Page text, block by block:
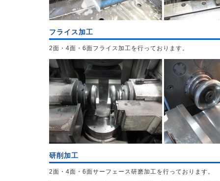
フライス加工
2面・4面・6面フライス加工を行っております。
研削加工
2面・4面・6面サーフェース研磨加工を行っております。